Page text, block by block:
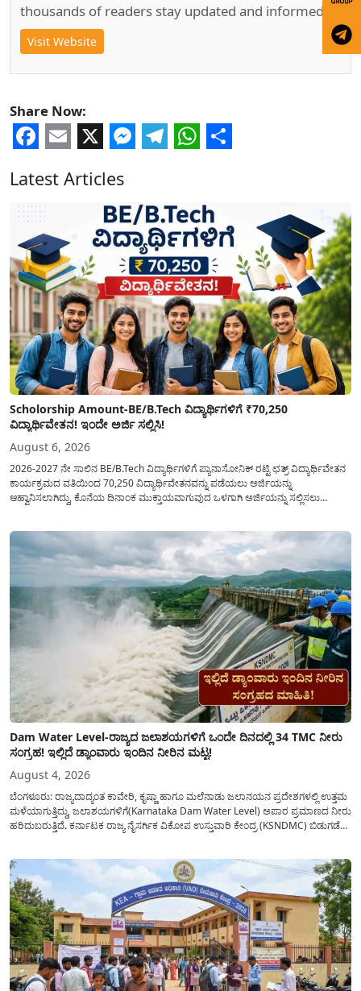
thousands of readers stay updated and informed.
Visit Website
Share Now:
Latest Articles
Scholorship Amount-BE/B.Tech ವಿದ್ಯಾರ್ಥಿಗಳಿಗೆ ₹70,250
ವಿದ್ಯಾರ್ಥಿವೇತನ! ಇಂದೇ ಅರ್ಜಿ ಸಲ್ಲಿಸಿ!
August 6, 2026
2026-2027 ನೇ ಸಾಲಿನ BE/B.Tech ವಿದ್ಯಾರ್ಥಿಗಳಿಗೆ ಪ್ಯಾನಾಸೋನಿಕ್ ರಟ್ಟಿ ಛತ್ರ್ ವಿದ್ಯಾರ್ಥಿವೇತನ
ಕಾರ್ಯಕ್ರಮದ ವತಿಯಿಂದ 70,250 ವಿದ್ಯಾರ್ಥಿವೇತನವನ್ನು ಪಡೆಯಲು ಅರ್ಜಿಯನ್ನು
ಆಹ್ವಾನಿಸಲಾಗಿದ್ದು, ಕೊನೆಯ ದಿನಾಂಕ ಮುಕ್ತಾಯವಾಗುವುದ ಒಳಗಾಗಿ ಅರ್ಜಿಯನ್ನು ಸಲ್ಲಿಸಲು
ಜಾರಿಗೆ...
Dam Water Level-ರಾಜ್ಯದ ಜಲಾಶಯಗಳಿಗೆ ಒಂದೇ ದಿನದಲ್ಲಿ 34 TMC ನೀರು
ಸಂಗ್ರಹ! ಇಲ್ಲಿದೆ ಡ್ಯಾಂವಾರು ಇಂದಿನ ನೀರಿನ ಮಟ್ಟ!
August 4, 2026
ಬೆಂಗಳೂರು: ರಾಜ್ಯದಾದ್ಯಂತ ಕಾವೇರಿ, ಕೃಷ್ಣಾ ಹಾಗೂ ಮಲೆನಾಡು ಜಲಾನಯನ ಪ್ರದೇಶಗಳಲ್ಲಿ ಉತ್ತಮ
ಮಳೆಯಾಗುತ್ತಿದ್ದು, ಜಲಾಶಯಗಳಿಗೆ(Karnataka Dam Water Level) ಅಪಾರ ಪ್ರಮಾಣದ ನೀರು
ಹರಿದುಬರುತ್ತಿದೆ. ಕರ್ನಾಟಕ ರಾಜ್ಯ ನೈಸರ್ಗಿಕ ವಿಕೋಪ ಉಸ್ತುವಾರಿ ಕೇಂದ್ರ (KSNDMC) ಬಿಡುಗಡೆ